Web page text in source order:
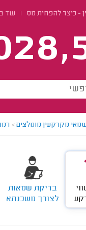
- כיצד להפחית מס עוד
מקרקעין מומלצים>
בדיקת שמאות
לצורך משכנתא